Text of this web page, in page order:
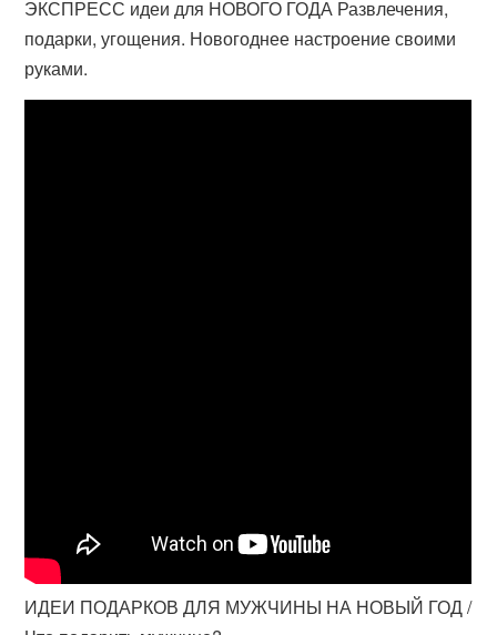
ЭКСПРЕСС идеи для НОВОГО ГОДА Развлечения,
подарки, угощения. Новогоднее настроение своими
руками.
ИДЕИ ПОДАРКОВ ДЛЯ МУЖЧИНЫ НА НОВЫЙ ГОД /